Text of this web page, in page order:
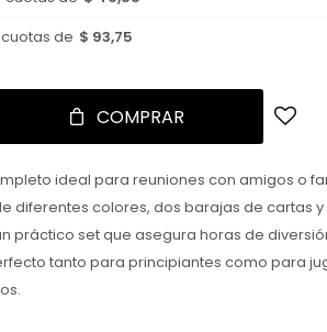
cuotas de $ 93,75
COMPRAR
ideal para reuniones con amigos o
diferentes colores, dos barajas de cartas y
práctico set que asegura horas de
tanto para principiantes como para